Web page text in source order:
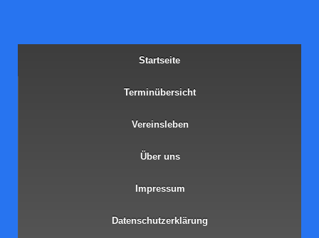
Start­sei­te
Ter­min­über­sicht
Ver­eins­le­ben
Über uns
Impres­sum
Daten­schutz­er­klä­rung